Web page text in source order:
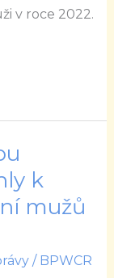
v roce 2022.
k
mužů
/ BPWCR